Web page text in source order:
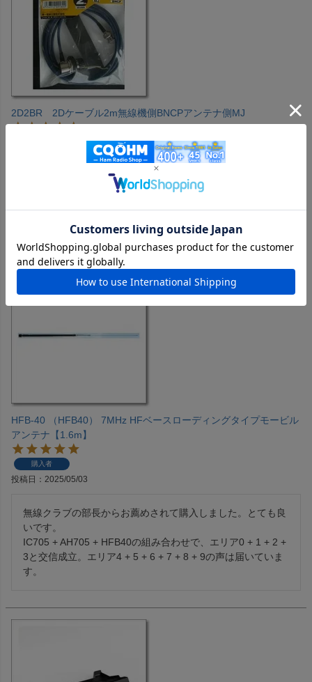
2D2BR 2Dケーブル2m無線機側BNCPアンテナ側MJ
V/Uモービルアンテナをベランダに設置し、IC705用のデュ
HFB-40 （HFB40） 7MHz HFベースローディングタイプモービル
アンテナ【1.6m】
購入者
投稿日 2025/05/03
無線クラブの部長からお薦めされて購入しました。とても良
いです。
IC705 + AH705 + HFB40の組み合わせで、エリア0 + 1 + 2 +
3と交信成立。エリア4 + 5 + 6 + 7 + 8 + 9の声は届いていま
す。